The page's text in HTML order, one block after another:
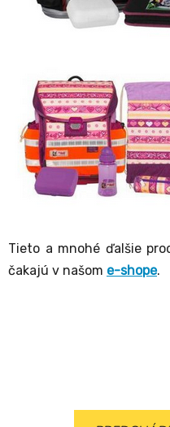
Tieto a mnohé ďalšie
čakajú v našom e-shope.